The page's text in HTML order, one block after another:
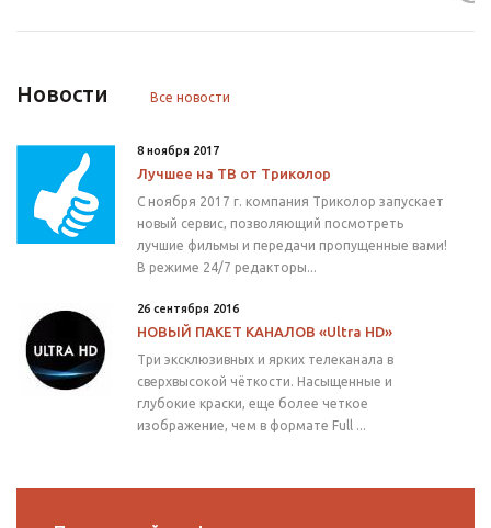
Новости Все новости
8 ноября 2017
Лучшее на ТВ от Триколор
С ноября 2017 г. компания Триколор запускает
новый сервис, позволяющий посмотреть
лучшие фильмы и передачи пропущенные вами!
В режиме 24/7 редакторы...
26 сентября 2016
НОВЫЙ ПАКЕТ КАНАЛОВ «Ultra HD»
Три эксклюзивных и ярких телеканала в
сверхвысокой чёткости. Насыщенные и
глубокие краски, еще более четкое
изображение, чем в формате Full ...